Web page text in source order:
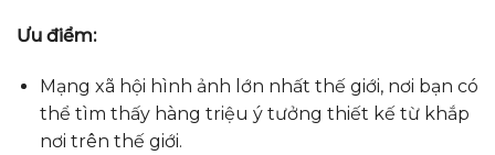
Ưu điểm:
Mạng xã hội hình ảnh lớn nhất thế giới, nơi bạn có
thể tìm thấy hàng triệu ý tưởng thiết kế từ khắp
nơi trên thế giới.